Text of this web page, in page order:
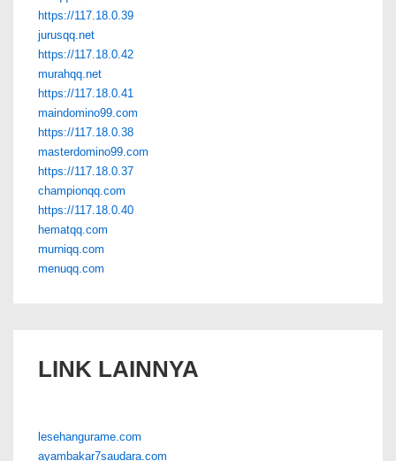
https://117.18.0.39
jurusqq.net
https://117.18.0.42
murahqq.net
https://117.18.0.41
maindomino99.com
https://117.18.0.38
masterdomino99.com
https://117.18.0.37
championqq.com
https://117.18.0.40
hematqq.com
murniqq.com
menuqq.com
LINK LAINNYA
lesehangurame.com
ayambakar7saudara.com